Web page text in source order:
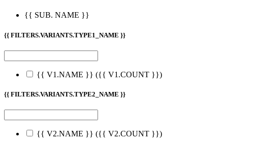
{{ SUB. NAME }}
{{ FILTERS.VARIANTS.TYPE1_NAME }}
{{ V1.NAME }} ({{ V1.COUNT }})
{{ FILTERS.VARIANTS.TYPE2_NAME }}
{{ V2.NAME }} ({{ V2.COUNT }})